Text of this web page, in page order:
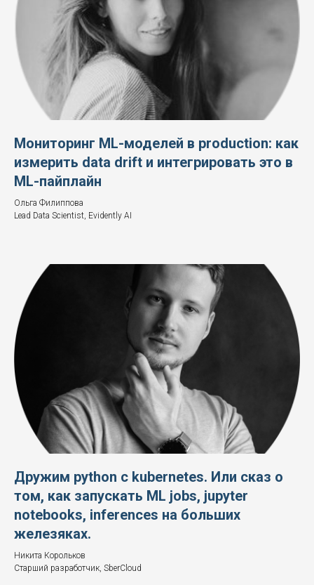
Мониторинг ML-моделей в production: как
измерить data drift и интегрировать это в
ML-пайплайн
Ольга Филиппова
Lead Data Scientist, Evidently AI
Дружим python с kubernetes. Или сказ о
том, как запускать ML jobs, jupyter
notebooks, inferences на больших
железяках.
Никита Корольков
Старший разработчик, SberCloud